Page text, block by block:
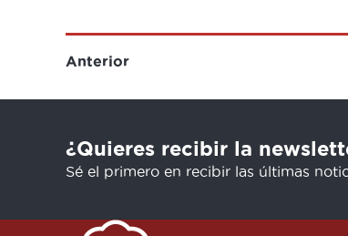
Anterior
¿Quieres recibir la
Sé el primero en recibir las últimas